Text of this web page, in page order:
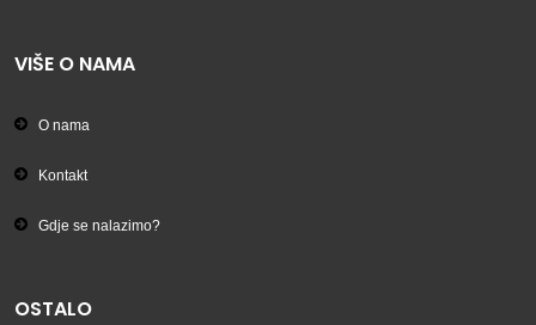
VIŠE O NAMA
O nama
Kontakt
Gdje se nalazimo?
OSTALO